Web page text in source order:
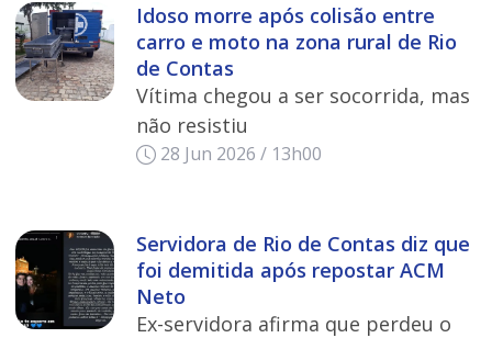
Idoso morre após colisão entre
carro e moto na zona rural de Rio
de Contas
Vítima chegou a ser socorrida, mas
não resistiu
28 Jun 2026 / 13h00
Servidora de Rio de Contas diz que
foi demitida após repostar ACM
Neto
Ex-servidora afirma que perdeu o